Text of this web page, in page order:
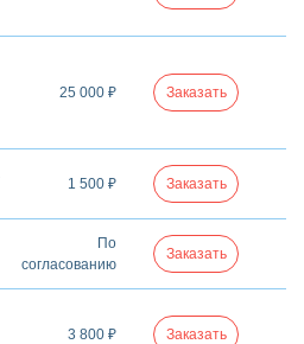
25 000 ₽ Заказать
1 500 ₽ Заказать
По
согласованию
Заказать
3 800 ₽ Заказать